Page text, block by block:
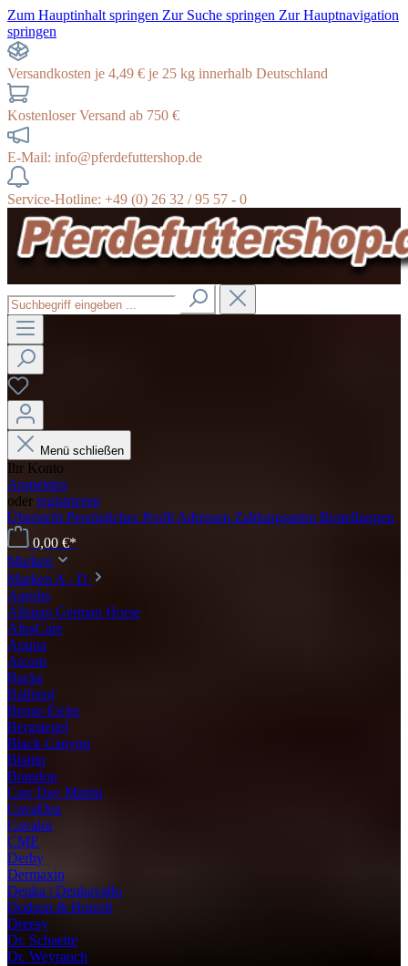
Zum Hauptinhalt springen Zur Suche springen Zur Hauptnavigation
springen
Versandkosten je 4,49 € je 25 kg innerhalb Deutschland
Kostenloser Versand ab 750 €
E-Mail: info@pferdefuttershop.de
Service-Hotline: +49 (0) 26 32 / 95 57 - 0
Menü schließen
Ihr Konto
Anmelden
oder registrieren
Übersicht Persönliches Profil Adressen Zahlungsarten Bestellungen
0,00 €*
Marken
Marken A - D
Agrobs
Allspan German Horse
AlpaCare
Apuna
Atcom
Backs
Ballistol
Bense-Eicke
Bergsiegel
Black Canyon
Blattin
Brandon
Carr Day Martin
CavaDea
Cavalor
CME
Derby
Dermaxin
Deuka | Deukavallo
Dodson & Horrell
Dreesy
Dr. Schaette
Dr. Weyrauch